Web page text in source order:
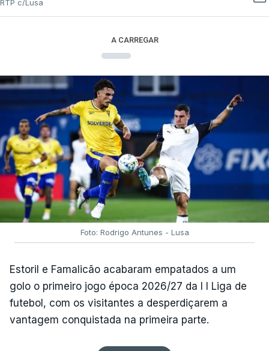
RTP c/Lusa
A CARREGAR
Foto: Rodrigo Antunes - Lusa
Estoril e Famalicão acabaram empatados a um
golo o primeiro jogo época 2026/27 da I I Liga de
futebol, com os visitantes a desperdiçarem a
vantagem conquistada na primeira parte.